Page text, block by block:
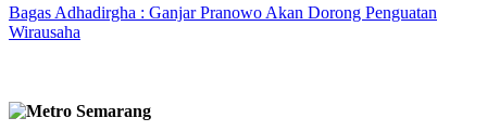
Bagas Adhadirgha : Ganjar Pranowo Akan Dorong Penguatan
Wirausaha